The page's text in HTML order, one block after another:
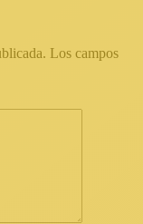
Los campos